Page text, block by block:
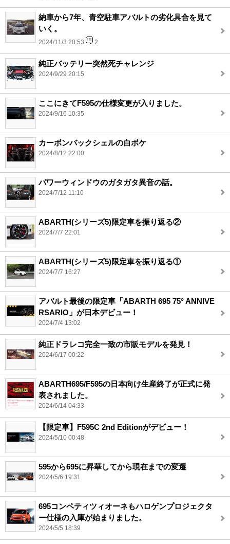
納車から7年、青空駐車アバルトの劣化具合を見て
いく。
2024/11/3 20:53 2
純正バッテリー突然死チャレンジ
2024/9/29 20:15
ここにきてF595の仕様変更が入りました。
2024/9/16 10:35
カーボンバックシェルの白ボケ
2024/8/12 22:00
パワーウィンドウのガタガタ異音の話。
2024/7/12 11:10
ABARTH(シリーズ5)限定車を振り返る②
2024/7/7 22:01
ABARTH(シリーズ5)限定車を振り返る①
2024/7/7 16:27
アバルト最後の限定車「ABARTH 695 75° ANNIVE
RSARIO」が日本デビュー！
2024/7/4 13:02
純正ドラレコ完全一致の市販モデルを発見！
2024/6/17 00:22
ABARTH695/F595の日本向け生産終了が正式に発
表されました。
2024/6/14 04:33
【限定車】F595C 2nd Editionがデビュー！
2024/5/10 00:48
595から695に昇華してから現在までの変遷
2024/5/6 19:31
695コンペティツィオーネもハロゲンプロジェクタ
ー仕様の入庫が始まりました。
2024/5/5 18:39